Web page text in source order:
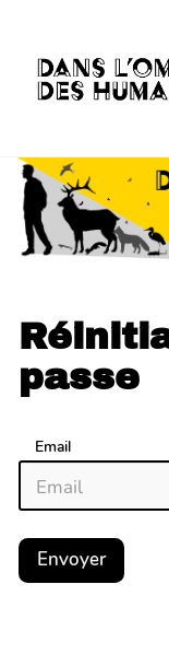
passe
Email
Envoyer